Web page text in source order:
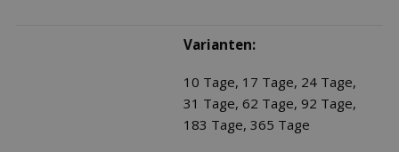
Varianten:
10 Tage, 17 Tage, 24 Tage,
31 Tage, 62 Tage, 92 Tage,
183 Tage, 365 Tage